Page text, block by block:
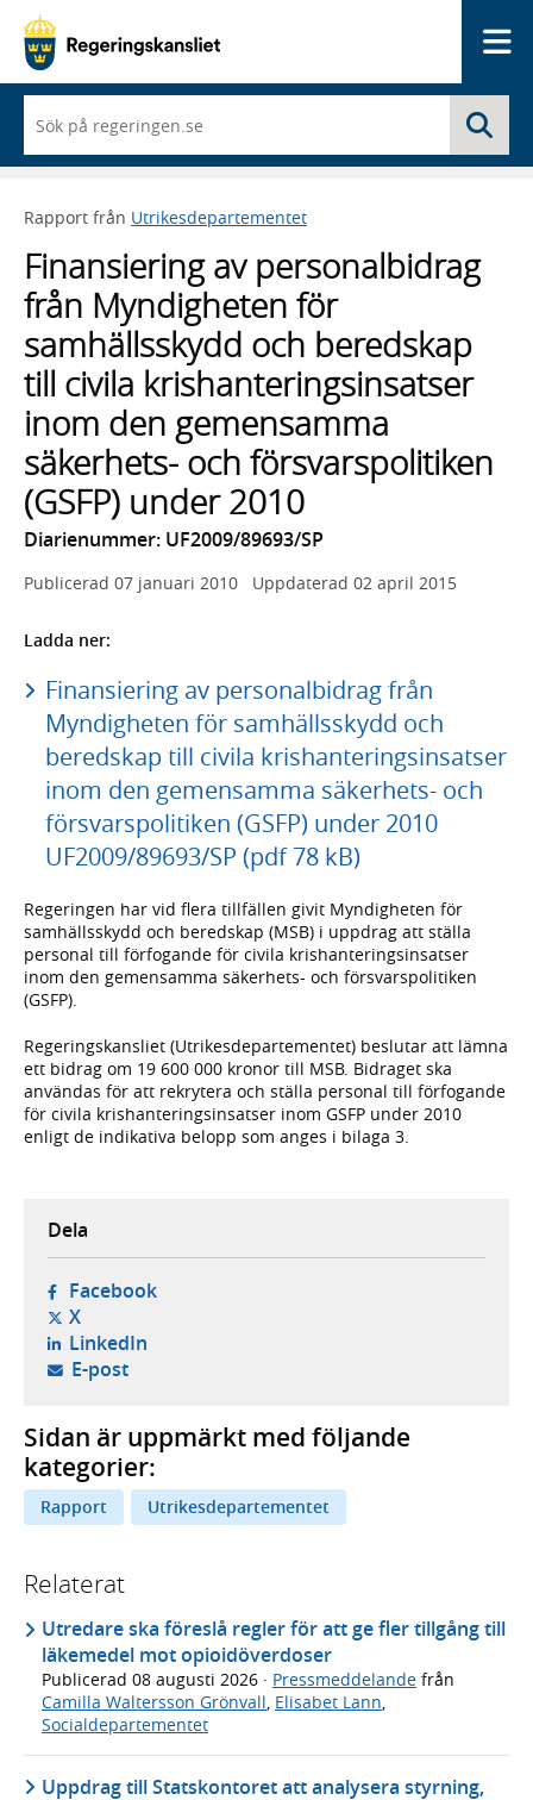
du
börjar
skriva
framträder
lista
med
sökförslag
Rapport från Utrikesdepartementet
Finansiering av personalbidrag
från Myndigheten för
samhällsskydd och beredskap
till civila krishanteringsinsatser
inom den gemensamma
säkerhets- och försvarspolitiken
(GSFP) under 2010
Diarienummer: UF2009/89693/SP
Publicerad 07 januari 2010 Uppdaterad 02 april 2015
Ladda ner:
Finansiering av personalbidrag från
Myndigheten för samhällsskydd och
beredskap till civila krishanteringsinsatser
inom den gemensamma säkerhets- och
försvarspolitiken (GSFP) under 2010
UF2009/89693/SP (pdf 78 kB)
Regeringen har vid flera tillfällen givit Myndigheten för
samhällsskydd och beredskap (MSB) i uppdrag att ställa
personal till förfogande för civila krishanteringsinsatser
inom den gemensamma säkerhets- och försvarspolitiken
(GSFP).
Regeringskansliet (Utrikesdepartementet) beslutar att lämna
ett bidrag om 19 600 000 kronor till MSB. Bidraget ska
användas för att rekrytera och ställa personal till förfogande
för civila krishanteringsinsatser inom GSFP under 2010
enligt de indikativa belopp som anges i bilaga 3.
Dela
Facebook- öppnas i ny flik, extern webbplats,
X- öppnas i ny flik, extern webbplats,
LinkedIn- öppnas i ny flik, extern webbplats,
E-post- öppnar din e-postklient,
Sidan är uppmärkt med följande
kategorier:
Rapport Utrikesdepartementet
Relaterat
Utredare ska föreslå regler för att ge fler tillgång till
läkemedel mot opioidöverdoser
Publicerad 08 augusti 2026 · Pressmeddelande från
Camilla Waltersson Grönvall, Elisabet Lann,
Socialdepartementet
Uppdrag till Statskontoret att analysera styrning,